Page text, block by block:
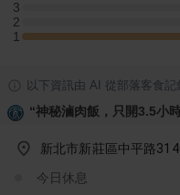
3
3 星：0 則評論
2
2 星：0 則評論
1
1 星：1 則評論
以下資訊由 AI 從部落客食記
“神秘滷肉飯，只開3.5小
新北市新莊區中平路
今日休息